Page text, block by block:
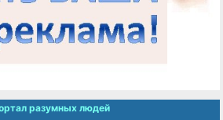
разумных людей